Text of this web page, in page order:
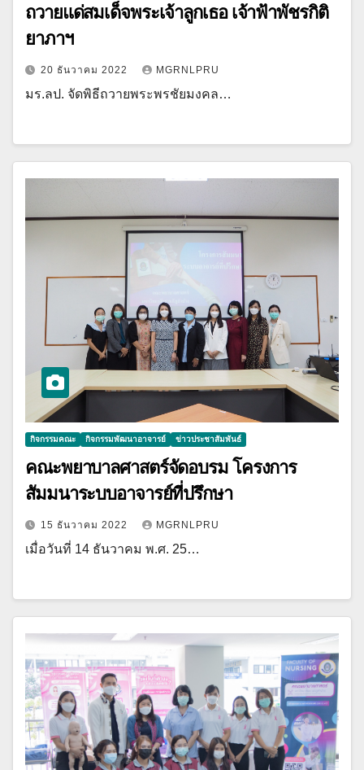
ถวายแด่สมเด็จพระเจ้าลูกเธอ เจ้าฟ้าพัชรกิติ
ยาภาฯ
20 ธันวาคม 2022 MGRNLPRU
มร.ลป. จัดพิธีถวายพระพรชัยมงคล…
กิจกรรมคณะ กิจกรรมพัฒนาอาจารย์ ข่าวประชาสัมพันธ์
คณะพยาบาลศาสตร์จัดอบรม โครงการ
สัมมนาระบบอาจารย์ที่ปรึกษา
15 ธันวาคม 2022 MGRNLPRU
เมื่อวันที่ 14 ธันวาคม พ.ศ. 25…